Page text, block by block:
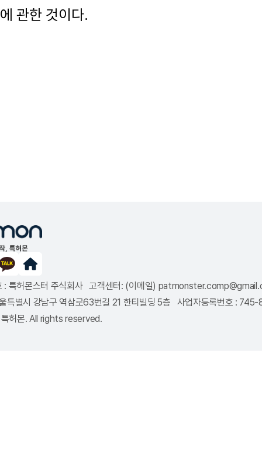
에 관한 것이다.
: 특허몬스터 주식회사 고객센터: (이메일)
특별시 강남구 역삼로63번길 21 한티빌딩 5층 사업자등록번호 :
허몬. All rights reserved.